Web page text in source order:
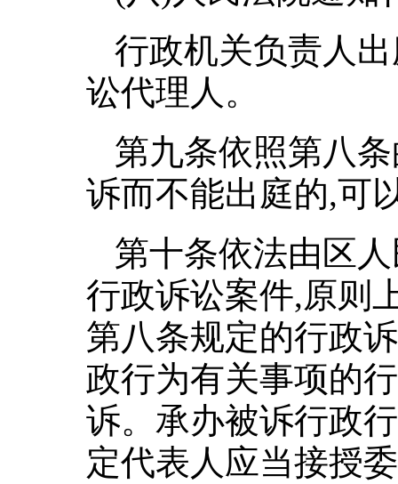
行政机关负责人
讼代理人。
第九条依照第八
诉而不能出庭的,可
第十条依法由区
行政诉讼案件,原则
第八条规定的行政
政行为有关事项的
诉。承办被诉行政
定代表人应当接授